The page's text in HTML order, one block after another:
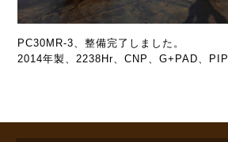
PC30MR-3、整備完了しました。
2014年製、2238Hr、CNP、G+PAD、PIP